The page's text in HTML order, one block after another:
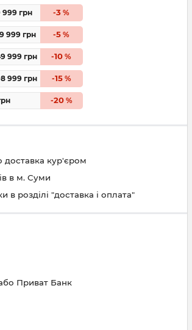
999 грн -3 %
999 грн -5 %
999 грн -10 %
999 грн -15%
-20%
доставка кур'єром
в м. Суми
в розділі "доставка і оплата"
Приват Банк